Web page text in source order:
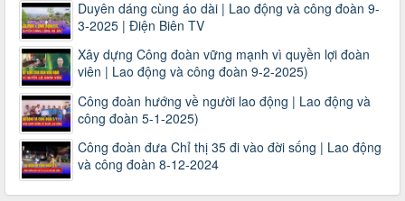
Duyên dáng cùng áo dài | Lao động và công đoàn 9-
3-2025 | Điện Biên TV
Xây dựng Công đoàn vững mạnh vì quyền lợi đoàn
viên | Lao động và công đoàn 9-2-2025)
Công đoàn hướng về người lao động | Lao động và
công đoàn 5-1-2025)
Công đoàn đưa Chỉ thị 35 đi vào đời sống | Lao động
và công đoàn 8-12-2024